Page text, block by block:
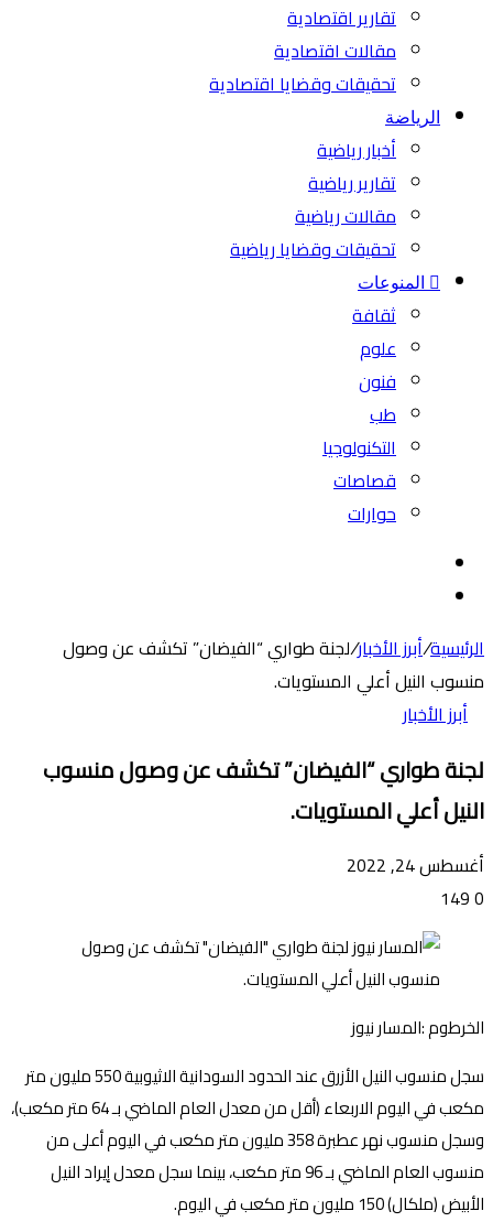
تقارير اقتصادية
مقالات اقتصادية
تحقيقات وقضايا اقتصادية
الرياضة
أخبار رياضية
تقارير رياضية
مقالات رياضية
تحقيقات وقضايا رياضية
المنوعات
ثقافة
علوم
فنون
طب
التكنولوجيا
قصاصات
حوارات
المظلم
الرئيسية/أبرز الأخبار/لجنة طواري “الفيضان” تكشف عن وصول
منسوب النيل أعلي المستويات.
أبرز الأخبار
لجنة طواري “الفيضان” تكشف عن وصول منسوب
النيل أعلي المستويات.
أغسطس 24, 2022
0
الخرطوم :المسار نيوز
سجل منسوب النيل الأزرق عند الحدود السودانية الاثيوبية 550 مليون متر
مكعب في اليوم الاربعاء (أقل من معدل العام الماضي بـ 64 متر مكعب)،
وسجل منسوب نهر عطبرة 358 مليون متر مكعب في اليوم أعلى من
منسوب العام الماضي بـ 96 متر مكعب، بينما سجل معدل إيراد النيل
الأبيض (ملكال) 150 مليون متر مكعب في اليوم.